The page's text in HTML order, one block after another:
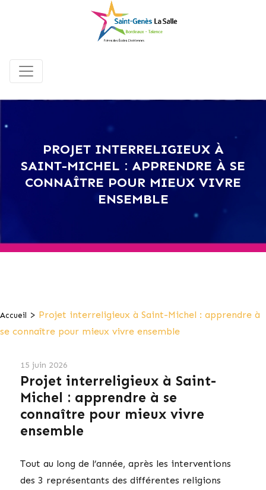
PROJET INTERRELIGIEUX À
SAINT-MICHEL : APPRENDRE À SE
CONNAÎTRE POUR MIEUX VIVRE
ENSEMBLE
Accueil > Projet interreligieux à Saint-Michel : apprendre à
se connaître pour mieux vivre ensemble
15 juin 2026
Projet interreligieux à Saint-
Michel : apprendre à se
connaître pour mieux vivre
ensemble
Tout au long de l’année, après les interventions
des 3 représentants des différentes religions